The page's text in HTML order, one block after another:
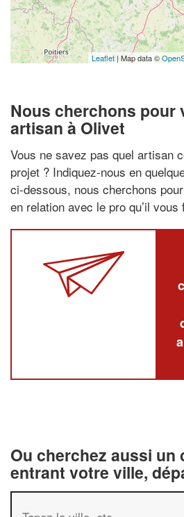
Leaflet | Map data ©
Nous cherchons pour
artisan à Olivet
Vous ne savez pas quel artisan
projet ? Indiquez-nous en
ci-dessous, nous cherchons
en relation avec le pro qu’il vous
Ou cherchez aussi un
entrant votre ville,